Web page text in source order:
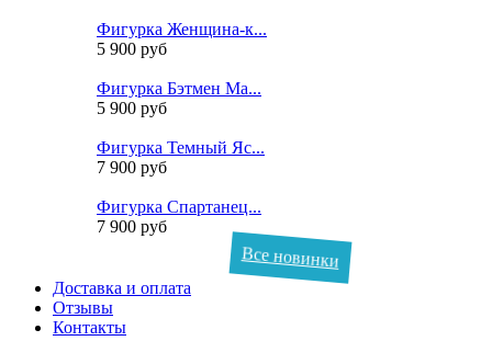
Фигурка Женщина-к...
5 900 руб
Фигурка Бэтмен Ма...
5 900 руб
Фигурка Темный Яс...
7 900 руб
Фигурка Спартанец...
7 900 руб
Все новинки
Доставка и оплата
Отзывы
Контакты